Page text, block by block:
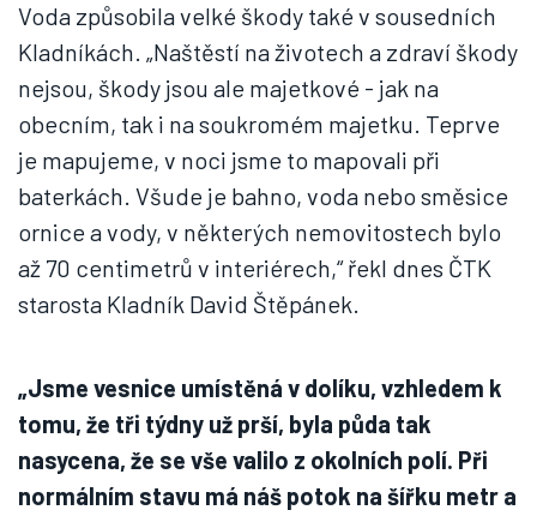
Voda způsobila velké škody také v sousedních
Kladníkách. „Naštěstí na životech a zdraví škody
nejsou, škody jsou ale majetkové - jak na
obecním, tak i na soukromém majetku. Teprve
je mapujeme, v noci jsme to mapovali při
baterkách. Všude je bahno, voda nebo směsice
ornice a vody, v některých nemovitostech bylo
až 70 centimetrů v interiérech,“ řekl dnes ČTK
starosta Kladník David Štěpánek.
„Jsme vesnice umístěná v dolíku, vzhledem k
tomu, že tři týdny už prší, byla půda tak
nasycena, že se vše valilo z okolních polí. Při
normálním stavu má náš potok na šířku metr a